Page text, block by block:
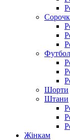
Шорти
Штани
Жінкам